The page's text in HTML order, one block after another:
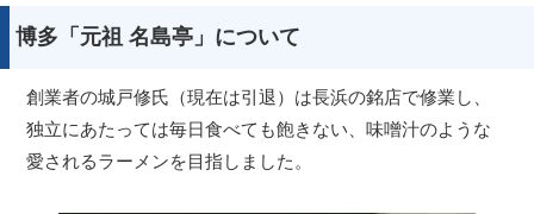
博多「元祖 名島亭」について
創業者の城戸修氏（現在は引退）は長浜の銘店で修業し、
独立にあたっては毎日食べても飽きない、味噌汁のような
愛されるラーメンを目指しました。